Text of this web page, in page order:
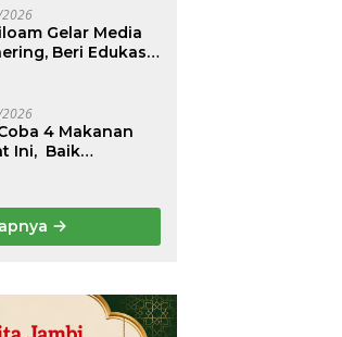
Gelar Media
Beri Edukasi
Berulang
4 Makanan
Ini, Baik
Nyaman